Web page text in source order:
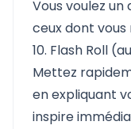
Vous voulez
ceux dont vous
10. Flash Roll
Mettez
en expliquant
inspire